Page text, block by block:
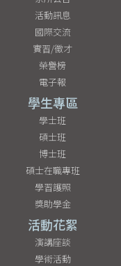
活動訊息
國際交流
實習/徵才
榮譽榜
電子報
學生專區
學士班
碩士班
博士班
碩士在職專班
學習護照
獎助學金
活動花絮
演講座談
學術活動